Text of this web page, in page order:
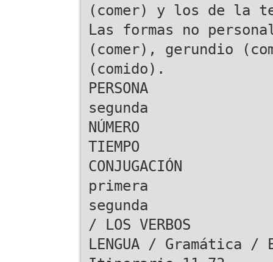
(comer) y los de
Las formas no
(comer), gerundio
(comido).
PERSONA
segunda
NÚMERO
TIEMPO
CONJUGACIÓN
primera
segunda
/ LOS VERBOS
LENGUA / Gramática /